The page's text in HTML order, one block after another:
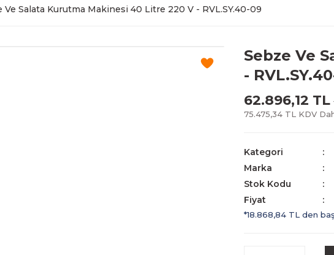
Ve Salata Kurutma Makinesi 40 Litre 220 V - RVL.SY.40-09
Sebze Ve
-
62.896,12 TL
75.475,34 TL KDV
Kategori
Marka
Stok Kodu
Fiyat
*18.868,84 TL den